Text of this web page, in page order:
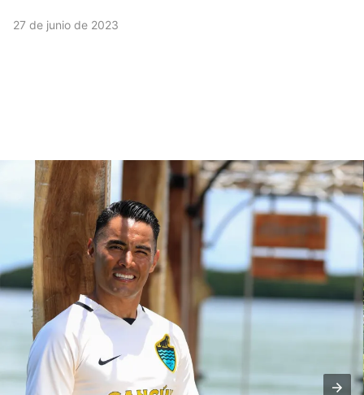
27 de junio de 2023